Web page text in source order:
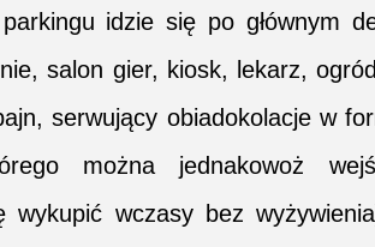
idzie się po głównym
salon gier, kiosk, lekarz,
serwujący obiadokolacje w
można jednakowoż
wykupić wczasy bez